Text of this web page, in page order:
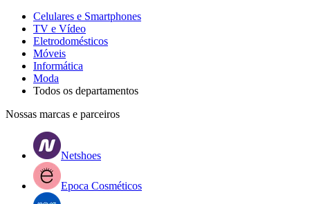
Celulares e Smartphones
TV e Vídeo
Eletrodomésticos
Móveis
Informática
Moda
Todos os departamentos
Nossas marcas e parceiros
Netshoes
Epoca Cosméticos